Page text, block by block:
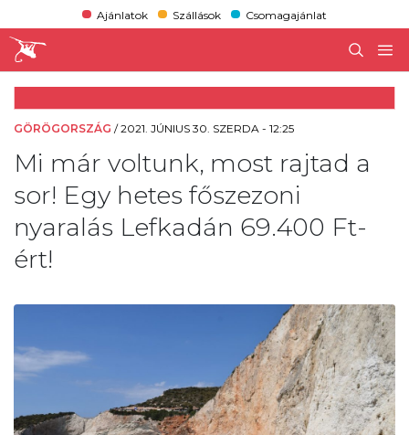
Ajánlatok Szállások Csomagajánlat
GÖRÖGORSZÁG /2021. JÚNIUS 30. SZERDA - 12:25
Mi már voltunk, most rajtad a
sor! Egy hetes főszezoni
nyaralás Lefkadán 69.400 Ft-
ért!